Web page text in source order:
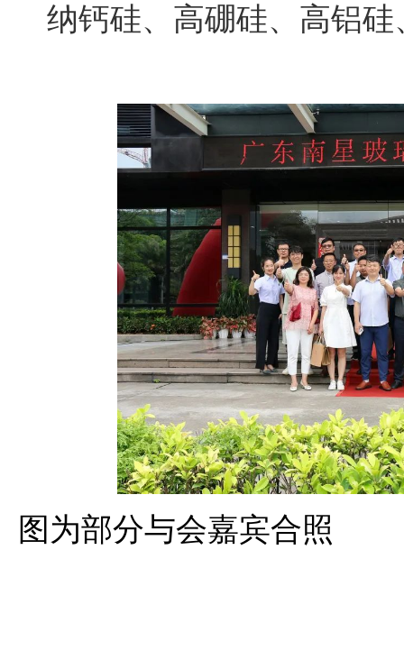
纳钙硅、高硼硅、高铝硅
图为部分与会嘉宾合照